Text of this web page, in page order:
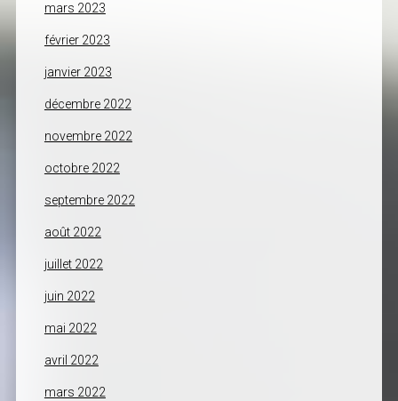
mars 2023
février 2023
janvier 2023
décembre 2022
novembre 2022
octobre 2022
septembre 2022
août 2022
juillet 2022
juin 2022
mai 2022
avril 2022
mars 2022